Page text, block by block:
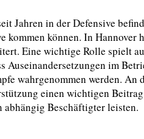
Jahren in der Defensive
kommen können. In Hannover
Eine wichtige Rolle spielt
Auseinandersetzungen im
wahrgenommen werden. An
einen wichtigen
Beschäftigter leisten.